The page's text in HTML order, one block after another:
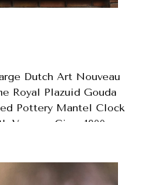
Dutch Art Nouveau
Royal Plazuid Gouda
Pottery Mantel Clock
Vases. - Circa 1900